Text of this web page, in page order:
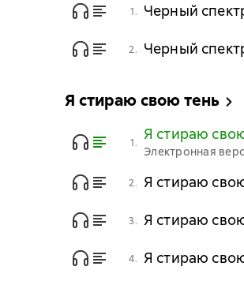
1. Черный
2. Черный
Я стираю свою тень
1. Я стираю
Электронная
2. Я стираю
3. Я стираю
4. Я стираю